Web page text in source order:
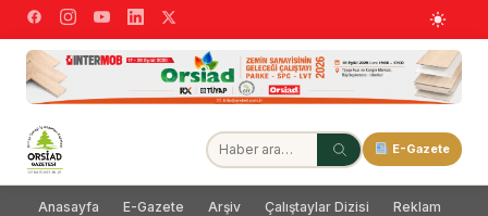
E-Gazete
Anasayfa E-Gazete Arşiv Çalıştaylar Dizisi Reklam